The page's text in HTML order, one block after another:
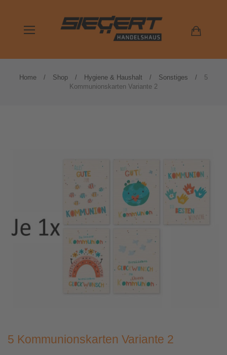
Home Shop Hygiene & Haushalt Sonstiges
5
Kommunionskarten Variante 2
5 Kommunionskarten Variante 2